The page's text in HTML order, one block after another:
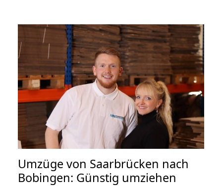
Umzüge von Saarbrücken nach
Bobingen: Günstig umziehen